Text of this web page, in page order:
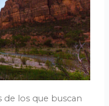
de los que buscan